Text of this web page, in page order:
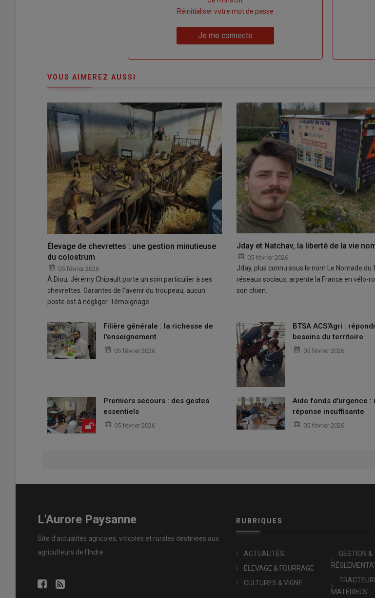
compte"
Réinitialiser votre mot de passe
Je me connecte
VOUS AIMEREZ AUSSI
Élevage de chevrettes : une gestion minutieuse
du colostrum
05 février 2026
À Diou, Jérémy Chipault porte un soin particulier à ses
chevrettes. Garantes de l'avenir du troupeau, aucun
poste est à négliger. Témoignage.
Jday et Natchav, la liberté de la vie
05 février 2026
Jday, plus connu sous le nom Le Nomade du
réseaux sociaux, arpente la France en vélo-
son chien.
Filière générale : la richesse de
l'enseignement
05 février 2026
BTSA ACS'Agri :
besoins du territoire
05 février 2026
Premiers secours : des gestes
essentiels
05 février 2026
Aide fonds d'urgence :
réponse insuffisante
05 février 2026
L'Aurore Paysanne
Site d'actualités agricoles, viticoles et rurales destinées aux
agriculteurs de l'Indre.
RUBRIQUES
ACTUALITÉS
ÉLEVAGE & FOURRAGE
CULTURES & VIGNE
GESTION &
MATÉRIELS